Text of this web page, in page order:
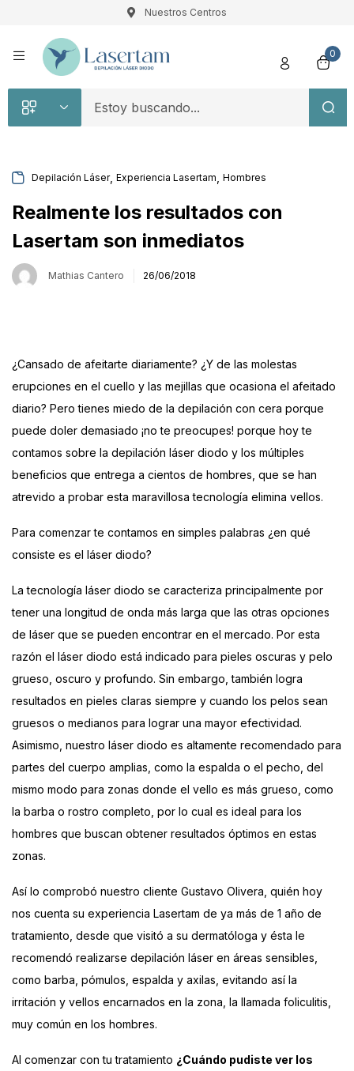
Nuestros Centros
0
Depilación Láser, Experiencia Lasertam Hombres
Realmente los resultados con
Lasertam son inmediatos
Mathias Cantero 26/06/2018
¿Cansado de afeitarte diariamente? ¿Y de las molestas
erupciones en el cuello y las mejillas que ocasiona el afeitado
diario? Pero tienes miedo de la depilación con cera porque
puede doler demasiado ¡no te preocupes! porque hoy te
contamos sobre la depilación láser diodo y los múltiples
beneficios que entrega a cientos de hombres, que se han
atrevido a probar esta maravillosa tecnología elimina vellos.
Para comenzar te contamos en simples palabras ¿en qué
consiste es el láser diodo?
La tecnología láser diodo se caracteriza principalmente por
tener una longitud de onda más larga que las otras opciones
de láser que se pueden encontrar en el mercado. Por esta
razón el láser diodo está indicado para pieles oscuras y pelo
grueso, oscuro y profundo. Sin embargo, también logra
resultados en pieles claras siempre y cuando los pelos sean
gruesos o medianos para lograr una mayor efectividad.
Asimismo, nuestro láser diodo es altamente recomendado para
partes del cuerpo amplias, como la espalda o el pecho, del
mismo modo para zonas donde el vello es más grueso, como
la barba o rostro completo, por lo cual es ideal para los
hombres que buscan obtener resultados óptimos en estas
zonas.
Así lo comprobó nuestro cliente Gustavo Olivera, quién hoy
nos cuenta su experiencia Lasertam de ya más de 1 año de
tratamiento, desde que visitó a su dermatóloga y ésta le
recomendó realizarse depilación láser en áreas sensibles,
como barba, pómulos, espalda y axilas, evitando así la
irritación y vellos encarnados en la zona, la llamada foliculitis,
muy común en los hombres.
Al comenzar con tu tratamiento ¿Cuándo pudiste ver los
Registro
Acceso